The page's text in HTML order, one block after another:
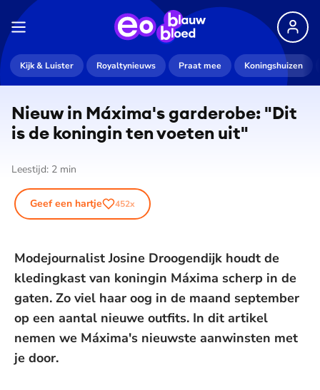
Kijk & Luister Royaltynieuws Praat mee Koningshuizen
Nieuw in Máxima's garderobe: "Dit
is de koningin ten voeten uit"
Leestijd: 2 min
Geef een hartje 452x
Modejournalist Josine Droogendijk houdt de
kledingkast van koningin Máxima scherp in de
gaten. Zo viel haar oog in de maand september
op een aantal nieuwe outfits. In dit artikel
nemen we Máxima's nieuwste aanwinsten met
je door.